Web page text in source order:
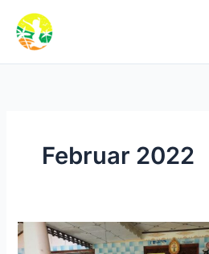
Inhalt
springen
Februar 2022